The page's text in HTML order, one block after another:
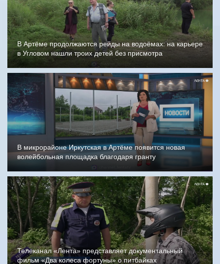
В Артёме продолжаются рейды на водоёмах: на карьере
в Угловом нашли троих детей без присмотра
В микрорайоне Иркутская в Артёме появится новая
волейбольная площадка благодаря гранту
Телеканал «Лента» представляет документальный
фильм «Два колеса фортуны» о питбайках